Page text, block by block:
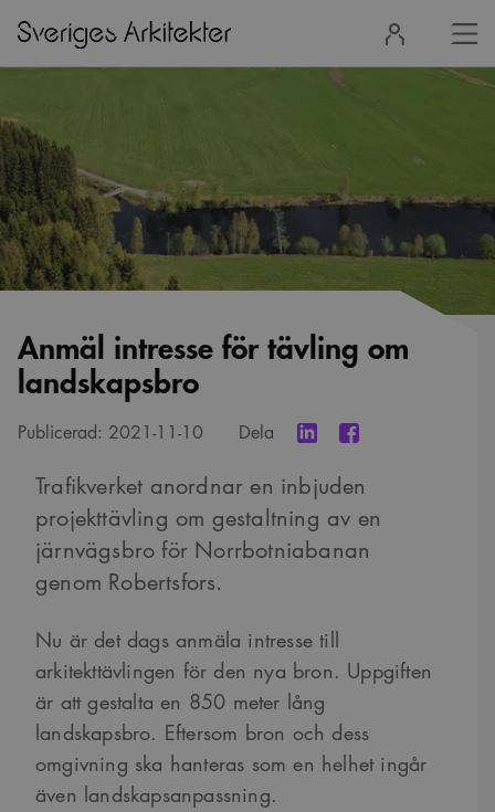
in
Anmäl intresse för tävling om
landskapsbro
Publicerad: 2021-11-10 Dela
Trafikverket anordnar en inbjuden
projekttävling om gestaltning av en
järnvägsbro för Norrbotniabanan
genom Robertsfors.
Nu är det dags anmäla intresse till
arkitekttävlingen för den nya bron. Uppgiften
är att gestalta en 850 meter lång
landskapsbro. Eftersom bron och dess
omgivning ska hanteras som en helhet ingår
även landskapsanpassning.